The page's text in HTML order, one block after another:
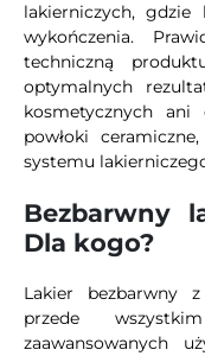
lakierniczych,
wykończenia.
techniczną
optymalnych
kosmetycznych
powłoki
systemu
Bezbarwny
Dla kogo?
Lakier bezbarwny
przede
zaawansowanych